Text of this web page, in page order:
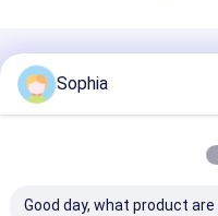
Produits
Sophia
Good day, what product